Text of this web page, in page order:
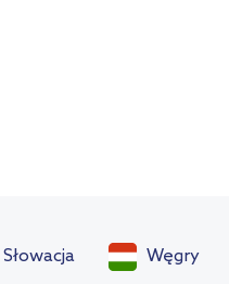
Słowacja Węgry